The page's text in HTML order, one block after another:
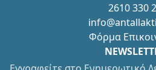
2610 330
Φόρμα